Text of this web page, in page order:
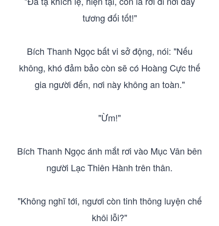
tương đối tốt!"
Bích Thanh Ngọc bất vi sở động, nói: "Nếu
không, khó đảm bảo còn sẽ có Hoàng Cực thế
gia người đến, nơi này không an toàn."
"Ừm!"
Bích Thanh Ngọc ánh mắt rơi vào Mục Vân bên
người Lạc Thiên Hành trên thân.
"Không nghĩ tới, ngươi còn tinh thông luyện chế
khôi lỗi?"